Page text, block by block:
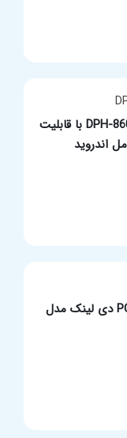
تلفن تحت شبکه دی لینک مدل DPH-860S با قابلیت
اندروید
اکسس پوینت تک بانده POE N300 دی لینک مدل